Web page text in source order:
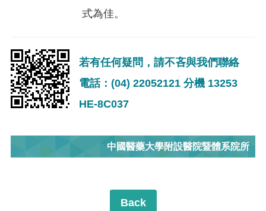
式為佳。
若有任何疑問，請不吝與我們聯絡
電話：(04) 22052121 分機 13253
HE-8C037
中國醫藥大學附設醫院暨體系院所
Back